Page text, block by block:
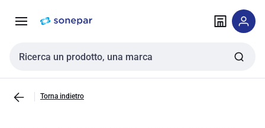
navigazione alla
Cerca input
Torna indietro